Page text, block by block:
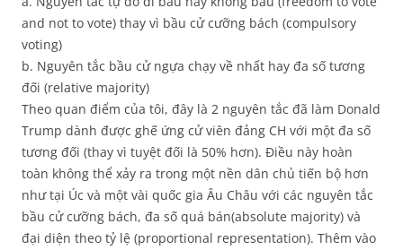
and not to vote) thay vì bầu cử cưỡng bách (compulsory
voting)
b. Nguyên tắc bầu cử ngựa chạy về nhất hay đa số tương
đối (relative majority)
Theo quan điểm của tôi, đây là 2 nguyên tắc đã làm Donald
Trump dành được ghế ứng cử viên đảng CH với một đa số
tương đối (thay vì tuyệt đối là 50% hơn). Điều này hoàn
toàn không thể xảy ra trong một nền dân chủ tiến bộ hơn
như tại Úc và một vài quốc gia Âu Châu với các nguyên tắc
bầu cử cưỡng bách, đa số quá bán(absolute majority) và
đại diện theo tỷ lệ (proportional representation). Thêm vào